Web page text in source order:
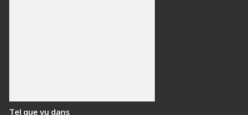
Tel que vu dans